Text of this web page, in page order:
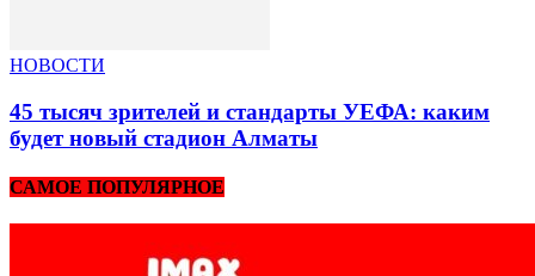
НОВОСТИ
45 тысяч зрителей и стандарты УЕФА: каким
будет новый стадион Алматы
САМОЕ ПОПУЛЯРНОЕ